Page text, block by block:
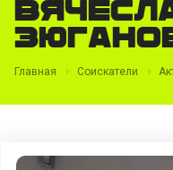
Главная Соискатели